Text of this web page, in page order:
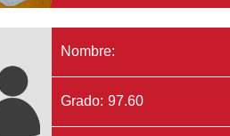
Nombre:
Grado: 97.60